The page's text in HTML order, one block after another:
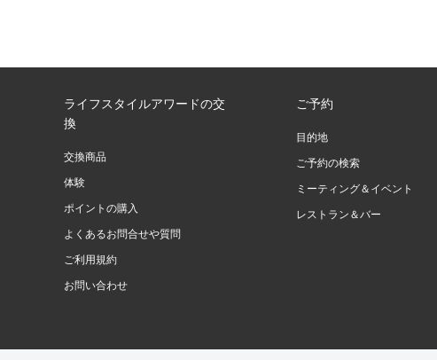
ライフスタイルアワードの交
換
交換商品
体験
ポイントの購入
よくあるお問合せや質問
ご利用規約
お問い合わせ
ご予約
目的地
ご予約の検索
ミーティング＆イベント
レストラン＆バー